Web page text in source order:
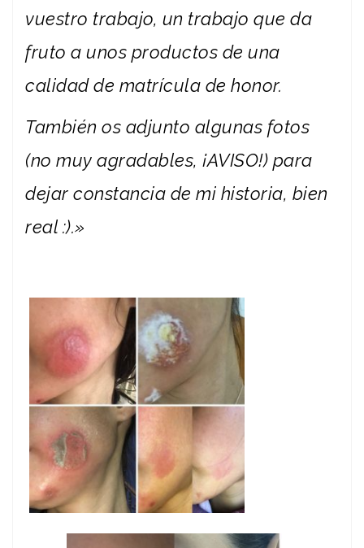
vuestro trabajo, un trabajo que da
fruto a unos productos de una
calidad de matrícula de honor.
También os adjunto algunas fotos
(no muy agradables, ¡AVISO!) para
dejar constancia de mi historia, bien
real :).»